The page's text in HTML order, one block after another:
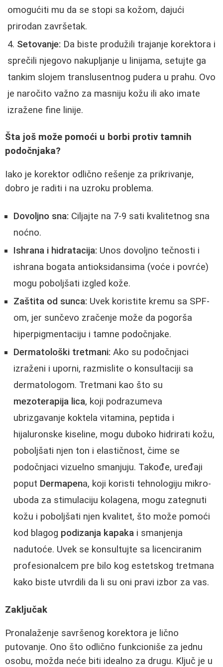
omogućiti mu da se stopi sa kožom, dajući
prirodan završetak.
Setovanje: Da biste produžili trajanje korektora i
sprečili njegovo nakupljanje u linijama, setujte ga
tankim slojem translusentnog pudera u prahu. Ovo
je naročito važno za masniju kožu ili ako imate
izražene fine linije.
Šta još može pomoći u borbi protiv tamnih
podočnjaka?
Iako je korektor odlično rešenje za prikrivanje,
dobro je raditi i na uzroku problema.
Dovoljno sna: Ciljajte na 7-9 sati kvalitetnog sna
noćno.
Ishrana i hidratacija: Unos dovoljno tečnosti i
ishrana bogata antioksidansima (voće i povrće)
mogu poboljšati izgled kože.
Zaštita od sunca: Uvek koristite kremu sa SPF-
om, jer sunčevo zračenje može da pogorša
hiperpigmentaciju i tamne podočnjake.
Dermatološki tretmani: Ako su podočnjaci
izraženi i uporni, razmislite o konsultaciji sa
dermatologom. Tretmani kao što su
mezoterapija lica, koji podrazumeva
ubrizgavanje koktela vitamina, peptida i
hijaluronske kiseline, mogu duboko hidrirati kožu,
poboljšati njen ton i elastičnost, čime se
podočnjaci vizuelno smanjuju. Takođe, uređaji
poput Dermapena, koji koristi tehnologiju mikro-
uboda za stimulaciju kolagena, mogu zategnuti
kožu i poboljšati njen kvalitet, što može pomoći
kod blagog podizanja kapaka i smanjenja
nadutoće. Uvek se konsultujte sa licenciranim
profesionalcem pre bilo kog estetskog tretmana
kako biste utvrdili da li su oni pravi izbor za vas.
Zaključak
Pronalaženje savršenog korektora je lično
putovanje. Ono što odlično funkcioniše za jednu
osobu, možda neće biti idealno za drugu. Ključ je u